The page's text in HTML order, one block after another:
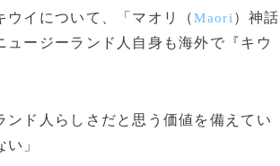
イについて、「マオリ（Maori ）神話
ージーランド人自身も海外で『キウ
ンド人らしさだと思う価値を備えてい
」